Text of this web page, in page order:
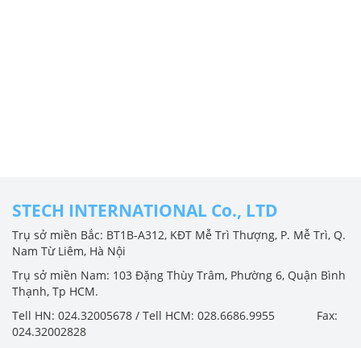
STECH INTERNATIONAL Co., LTD
Trụ sở miền Bắc: BT1B-A312, KĐT Mễ Trì Thượng, P. Mễ Trì, Q.
Nam Từ Liêm, Hà Nội
Trụ sở miền Nam: 103 Đặng Thùy Trâm, Phường 6, Quận Bình
Thạnh, Tp HCM.
Tell HN: 024.32005678 / Tell HCM: 028.6686.9955 Fax:
024.32002828